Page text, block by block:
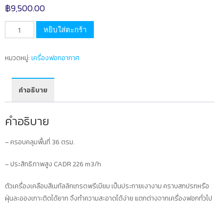
฿9,500.00
จำนวน
เครื่อง
อา
รี
รุ่น
PINK
แถม
ไส้
หยิบใส่ตะกร้า
หมวดหมู่:เครื่องฟอกอากาศ
คำอธิบาย
คำอธิบาย
– ครอบคลุมพื้นที่ 36 ตรม.
– ประสิทธิภาพสูง CADR 226 m3/h
ตัวเครื่องเคลือบสีเมทัลลิกเกรดพรีเมียม เป็นประกายเงางาม คราบสกปรกหรือ
ฝุ่นละอองเกาะติดได้ยาก จึงทำความสะอาดได้ง่าย แตกต่างจากเครื่องฟอกทั่วไป